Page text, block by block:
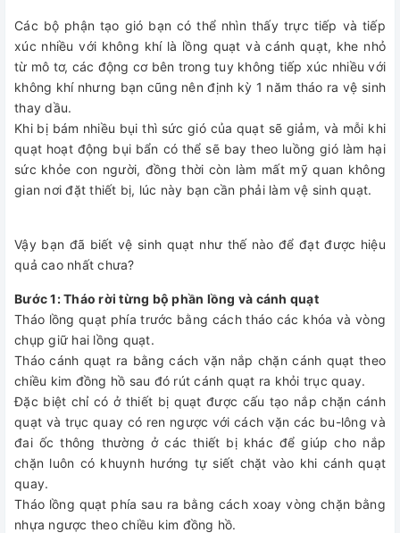
Các bộ phận tạo gió bạn có thể nhìn thấy trực tiếp và tiếp
xúc nhiều với không khí là lồng quạt và cánh quạt, khe nhỏ
từ mô tơ, các động cơ bên trong tuy không tiếp xúc nhiều với
không khí nhưng bạn cũng nên định kỳ 1 năm tháo ra vệ sinh
thay dầu.
Khi bị bám nhiều bụi thì sức gió của quạt sẽ giảm, và mỗi khi
quạt hoạt động bụi bẩn có thể sẽ bay theo luồng gió làm hại
sức khỏe con người, đồng thời còn làm mất mỹ quan không
gian nơi đặt thiết bị, lúc này bạn cần phải làm vệ sinh quạt.
Vậy bạn đã biết vệ sinh quạt như thế nào để đạt được hiệu
quả cao nhất chưa?
Bước 1: Tháo rời từng bộ phần lồng và cánh quạt
Tháo lồng quạt phía trước bằng cách tháo các khóa và vòng
chụp giữ hai lồng quạt.
Tháo cánh quạt ra bằng cách vặn nắp chặn cánh quạt theo
chiều kim đồng hồ sau đó rút cánh quạt ra khỏi trục quay.
Đặc biệt chỉ có ở thiết bị quạt được cấu tạo nắp chặn cánh
quạt và trục quay có ren ngược với cách vặn các bu-lông và
đai ốc thông thường ở các thiết bị khác để giúp cho nắp
chặn luôn có khuynh hướng tự siết chặt vào khi cánh quạt
quay.
Tháo lồng quạt phía sau ra bằng cách xoay vòng chặn bằng
nhựa ngược theo chiều kim đồng hồ.